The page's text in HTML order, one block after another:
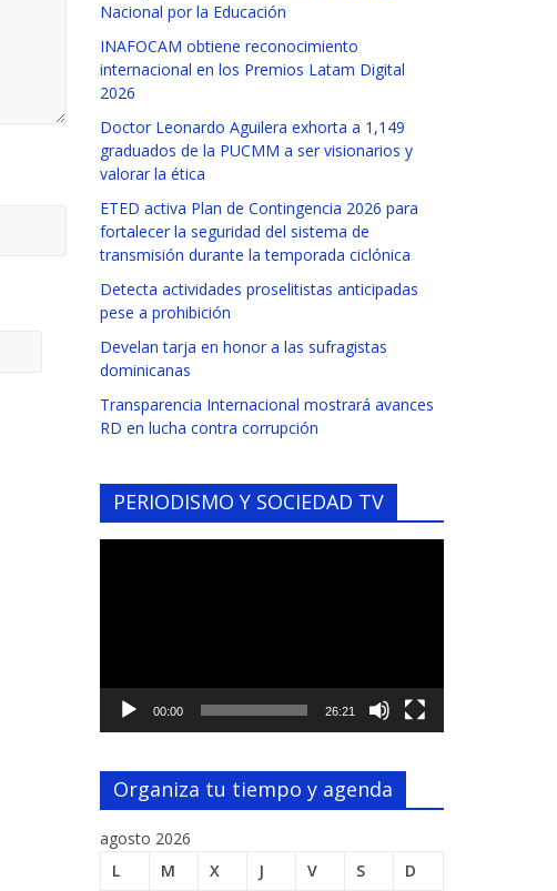
Nacional por la Educación
INAFOCAM obtiene reconocimiento
internacional en los Premios Latam Digital
2026
Doctor Leonardo Aguilera exhorta a 1,149
graduados de la PUCMM a ser visionarios y
valorar la ética
ETED activa Plan de Contingencia 2026 para
fortalecer la seguridad del sistema de
transmisión durante la temporada ciclónica
Detecta actividades proselitistas anticipadas
pese a prohibición
Develan tarja en honor a las sufragistas
dominicanas
Transparencia Internacional mostrará avances
RD en lucha contra corrupción
PERIODISMO Y SOCIEDAD TV
00:00 26:21
Organiza tu tiempo y agenda
agosto 2026
L
M X J V S D